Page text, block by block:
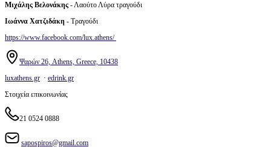
Μιχάλης Βελονάκης - Λαούτο Λύρα τραγούδι
Ιωάννα Χατζιδάκη - Τραγούδι
https://www.facebook.com/lux.athens/
Ψαρών 26, Athens, Greece, 10438
luxathens.gr · edrink.gr
Στοιχεία επικοινωνίας
21 0524 0888
sapospiros@gmail.com